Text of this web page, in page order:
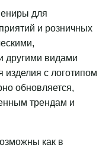
для
и розничных
другими видами
изделия с логотипом
обновляется,
трендам и
как в